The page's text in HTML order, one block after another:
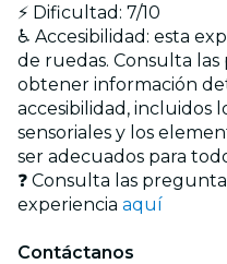
⚡ Dificultad: 7/10
♿ Accesibilidad: esta
de ruedas. Consulta
obtener información
accesibilidad, incluidos
sensoriales y los
ser adecuados para
❓ Consulta las
experiencia aquí
Contáctanos